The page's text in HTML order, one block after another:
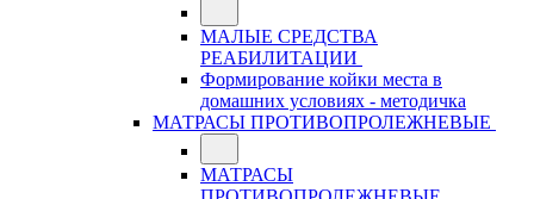
МАЛЫЕ СРЕДСТВА
РЕАБИЛИТАЦИИ
Формирование койки места в
домашних условиях - методичка
МАТРАСЫ ПРОТИВОПРОЛЕЖНЕВЫЕ
МАТРАСЫ